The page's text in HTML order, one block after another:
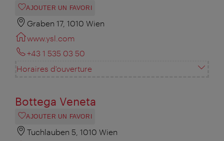
AJOUTER UN FAVORI
Graben 17, 1010 Wien
www.ysl.com
+43 1 535 03 50
Horaires d'ouverture
Bottega Veneta
AJOUTER UN FAVORI
Tuchlauben 5, 1010 Wien